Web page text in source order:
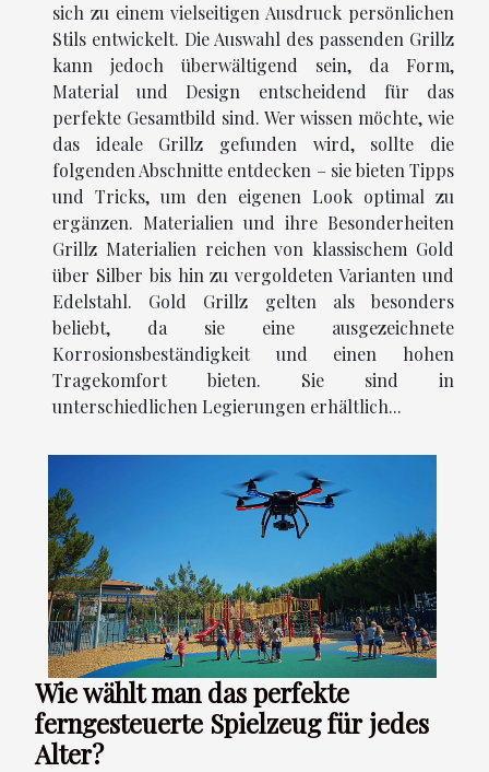
sich zu einem vielseitigen Ausdruck persönlichen
Stils entwickelt. Die Auswahl des passenden Grillz
kann jedoch überwältigend sein, da Form,
Material und Design entscheidend für das
perfekte Gesamtbild sind. Wer wissen möchte, wie
das ideale Grillz gefunden wird, sollte die
folgenden Abschnitte entdecken – sie bieten Tipps
und Tricks, um den eigenen Look optimal zu
ergänzen. Materialien und ihre Besonderheiten
Grillz Materialien reichen von klassischem Gold
über Silber bis hin zu vergoldeten Varianten und
Edelstahl. Gold Grillz gelten als besonders
beliebt, da sie eine ausgezeichnete
Korrosionsbeständigkeit und einen hohen
Tragekomfort bieten. Sie sind in
unterschiedlichen Legierungen erhältlich...
Wie wählt man das perfekte
ferngesteuerte Spielzeug für jedes
Alter?